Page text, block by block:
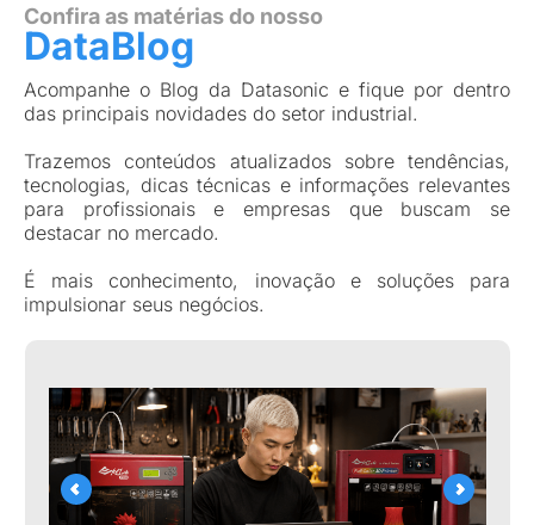
Confira as matérias do nosso
DataBlog
Acompanhe o Blog da Datasonic e fique por dentro
das principais novidades do setor industrial.
Trazemos conteúdos atualizados sobre tendências,
tecnologias, dicas técnicas e informações relevantes
para profissionais e empresas que buscam se
destacar no mercado.
É mais conhecimento, inovação e soluções para
impulsionar seus negócios.